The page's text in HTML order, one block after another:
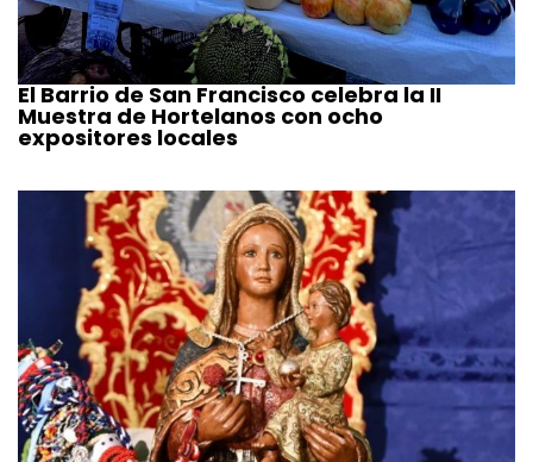
El Barrio de San Francisco celebra la II
Muestra de Hortelanos con ocho
expositores locales